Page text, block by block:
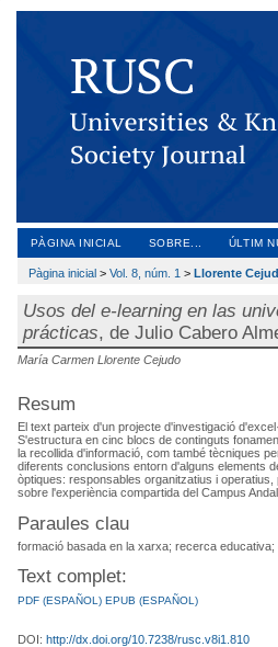
PÀGINA INICIAL SOBRE... ÚLTIM
Pàgina inicial> Vol. 8, núm. 1 > Llorente
Usos del e-learning en las
prácticas, de Julio Cabero
María Carmen Llorente Cejudo
Resum
El text parteix d'un projecte d'investigació
S'estructura en cinc blocs de continguts
la recollida d'informació, com també tècniques
diferents conclusions entorn d'alguns elements
òptiques: responsables organitzatius i
sobre l'experiència compartida del Campus
Paraules clau
formació basada en la xarxa; recerca
Text complet:
PDF (ESPAÑOL) EPUB (ESPAÑOL)
DOI: http://dx.doi.org/10.7238/rusc.v8i1.810